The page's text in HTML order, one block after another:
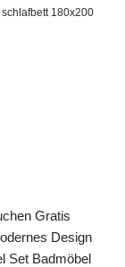
schlafbett 180x200
Gratis
Design
Set Badmöbel